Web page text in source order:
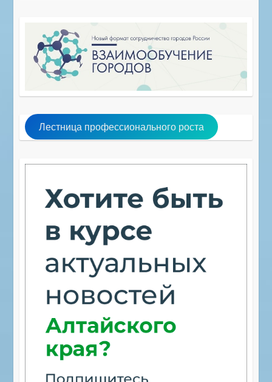
Лестница профессионального роста